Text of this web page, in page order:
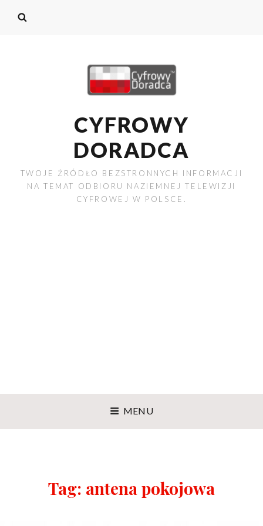
CYFROWY
DORADCA
TWOJE ŹRÓDŁO BEZSTRONNYCH INFORMACJI
NA TEMAT ODBIORU NAZIEMNEJ TELEWIZJI
CYFROWEJ W POLSCE.
MENU
Tag: antena pokojowa